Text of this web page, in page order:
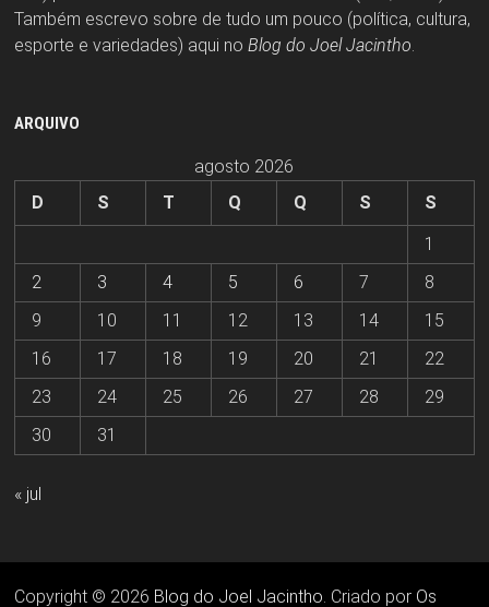
Também escrevo sobre de tudo um pouco (política, cultura,
esporte e variedades) aqui no Blog do Joel Jacintho.
ARQUIVO
agosto 2026
D
S T Q Q S
S
1
2
3 4 5 6 7
8
9
10 11 12 13 14
15
16
17 18 19 20 21
22
23
24 25 26 27 28
29
30
31
« jul
Copyright © 2026 Blog do Joel Jacintho. Criado por Os